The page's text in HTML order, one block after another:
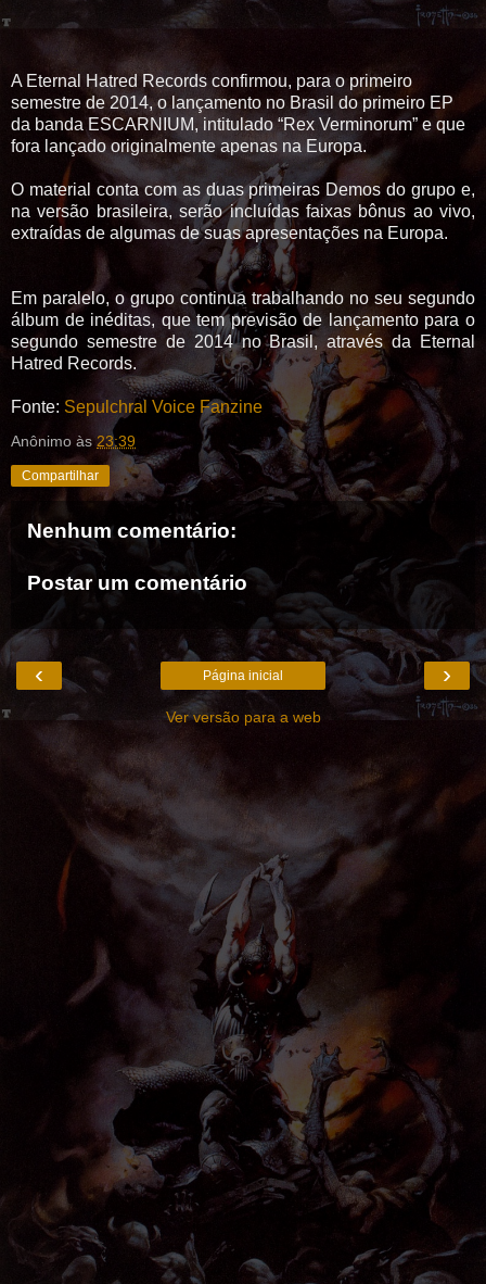
A Eternal Hatred Records confirmou, para o primeiro
semestre de 2014, o lançamento no Brasil do primeiro EP
da banda ESCARNIUM, intitulado “Rex Verminorum” e que
fora lançado originalmente apenas na Europa.
O material conta com as duas primeiras Demos do grupo e,
na versão brasileira, serão incluídas faixas bônus ao vivo,
extraídas de algumas de suas apresentações na Europa.
Em paralelo, o grupo continua trabalhando no seu segundo
álbum de inéditas, que tem previsão de lançamento para o
segundo semestre de 2014 no Brasil, através da Eternal
Hatred Records.
Fonte: Sepulchral Voice Fanzine
Anônimo às 23:39
Compartilhar
Nenhum comentário:
Postar um comentário
‹ ›
Página inicial
Ver versão para a web